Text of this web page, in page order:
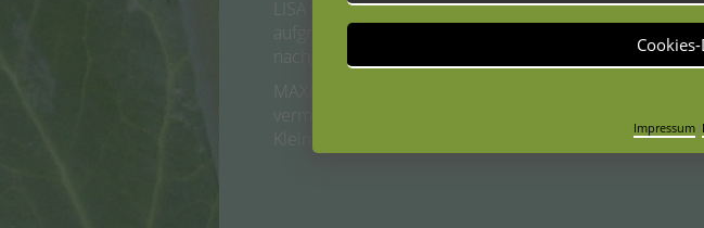
LISA wurde für die Grünnutzung gezüchtet und wird
aufgrund der Zunahme des ökologischen Anbaus und
nachgefragt.
MAXIGOLT wurde für die spezifischen Anforderungen
vermarktet. MaxiGOLT ist nicht nur bei professionellen
Kleingarten und bei Gemüseanbauern mit
Impressum|